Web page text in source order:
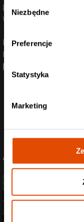
zgody
Niezbędne
Preferencje
Statystyka
Marketing
prosimy zgłaszać
wydarzenia.
REGULAMIN
Regulamin
https://
Zobacz
// PRZECZYTAJ